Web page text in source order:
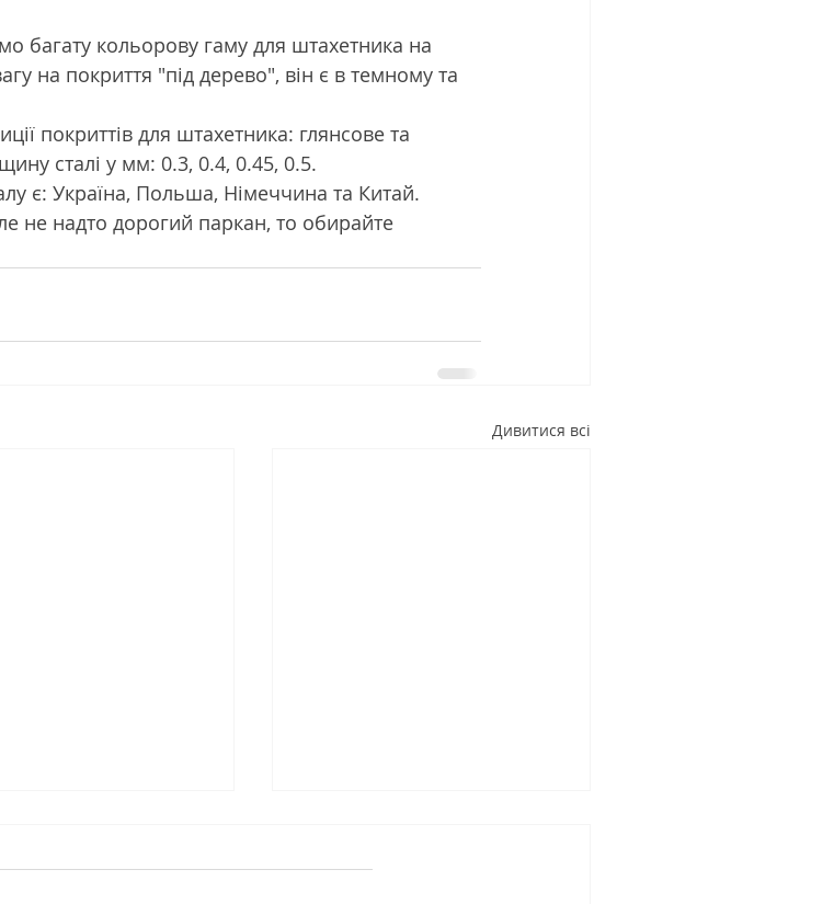
багату кольорову гаму для штахетника на
на покриття "під дерево", він є в темному та
покриттів для штахетника: глянсове та
сталі у мм: 0.3, 0.4, 0.45, 0.5.
є: Україна, Польша, Німеччина та Китай.
не надто дорогий паркан, то обирайте
Дивитися всі